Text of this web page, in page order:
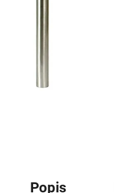
Popis